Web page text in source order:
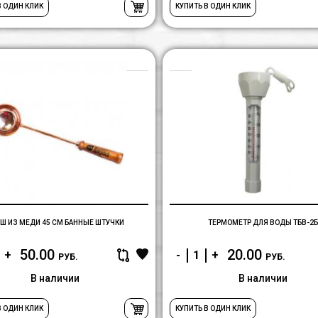
ОДИН КЛИК КУПИТЬ В ОДИН КЛИК
ИЗ МЕДИ 45 СМ БАННЫЕ ШТУЧКИ
+ 50.00 РУБ.
В наличии
ОДИН КЛИК
ТЕРМОМЕТР ДЛЯ ВОДЫ ТБВ-2Б
+
- 20.00 РУБ.
В наличии
КУПИТЬ В ОДИН КЛИК